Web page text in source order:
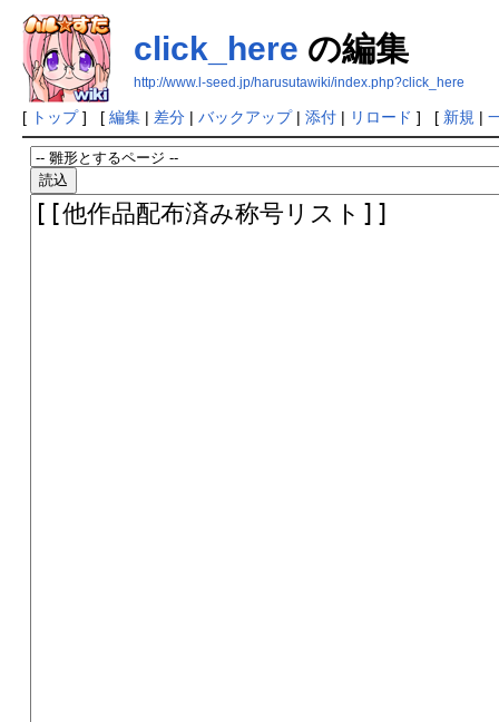
click_here の編集
http://www.l-seed.jp/harusutawiki/index.php?click_here
[ トップ] [ 編集| 差分| バックアップ| 添付| リロード ] [ 新規 |